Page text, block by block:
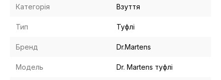
Категорія Взуття
Тип Туфлі
Бренд Dr.Martens
Модель Dr. Martens туфлі